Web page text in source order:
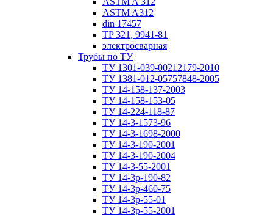
ASTM A312
din 17457
TP 321, 9941-81
электросварная
Трубы по ТУ
ТУ 1301-039-00212179-2010
ТУ 1381-012-05757848-2005
ТУ 14-158-137-2003
ТУ 14-158-153-05
ТУ 14-224-118-87
ТУ 14-3-1573-96
ТУ 14-3-1698-2000
ТУ 14-3-190-2001
ТУ 14-3-190-2004
ТУ 14-3-55-2001
ТУ 14-3р-190-82
ТУ 14-3р-460-75
ТУ 14-3р-55-01
ТУ 14-3р-55-2001